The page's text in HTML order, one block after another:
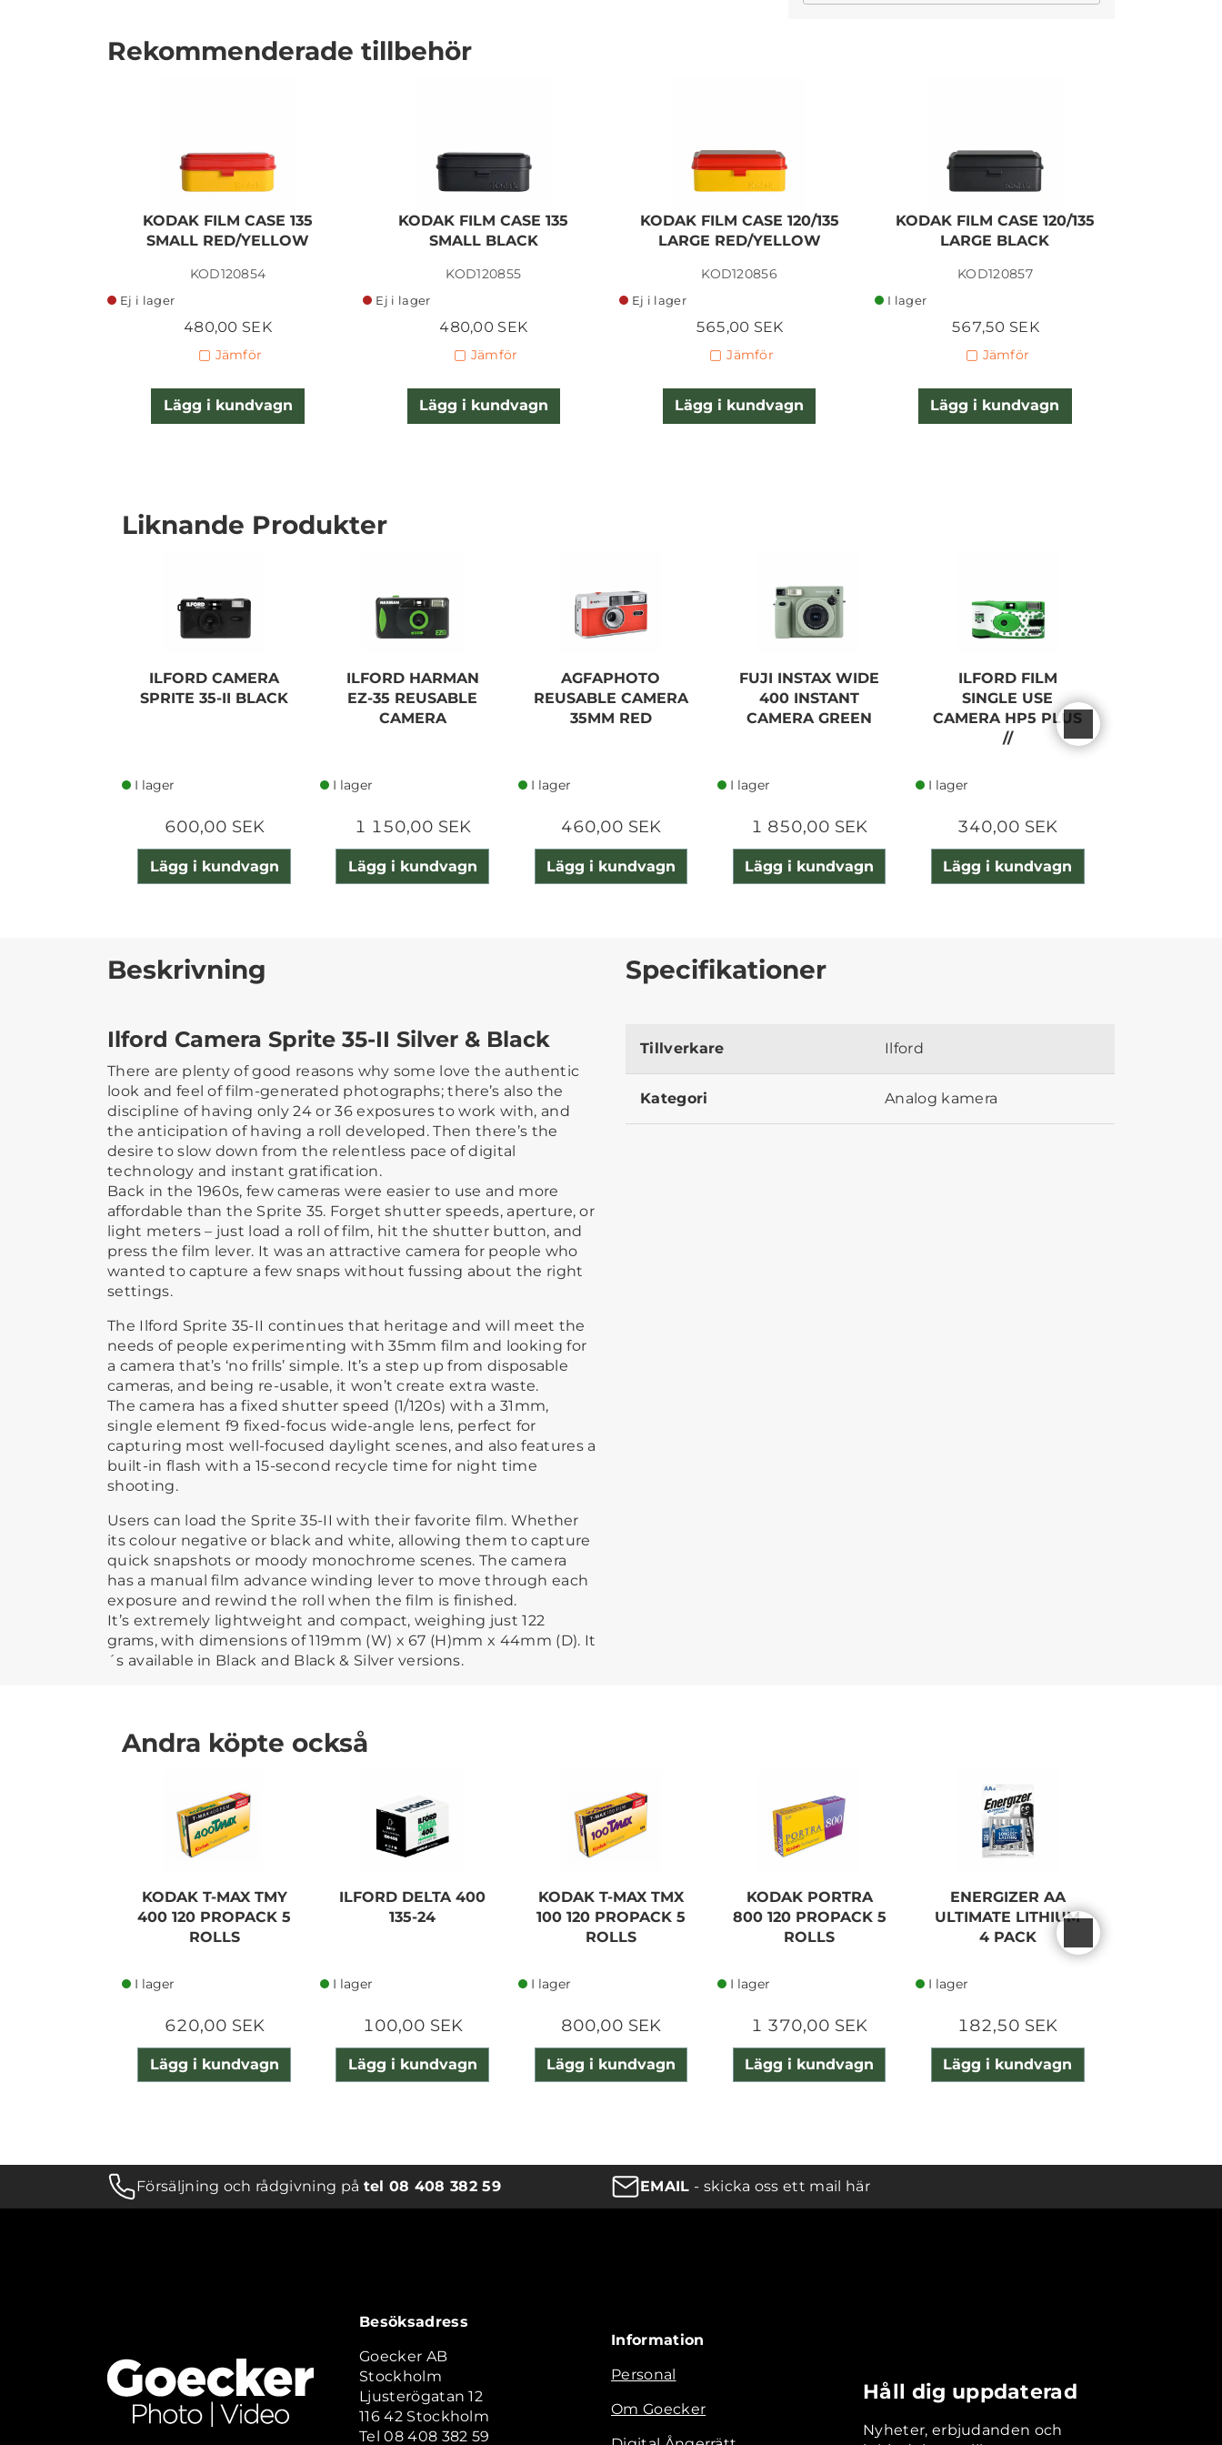
137,50 SEK
Rekommenderade tillbehör
KODAK FILM CASE 135
SMALL RED/YELLOW
KOD120854
Ej i lager
480,00 SEK
Jämför
Lägg i kundvagn
KODAK FILM CASE 135
SMALL BLACK
KOD120855
Ej i lager
480,00 SEK
Jämför
Lägg i kundvagn
KODAK FILM CASE 120/135
LARGE RED/YELLOW
KOD120856
Ej i lager
565,00 SEK
Jämför
Lägg i kundvagn
KODAK FILM CASE 120/135
LARGE BLACK
KOD120857
I lager
567,50 SEK
Jämför
Lägg i kundvagn
Liknande Produkter
ILFORD CAMERA
SPRITE 35-II BLACK
I lager
600,00 SEK
Lägg i kundvagn
ILFORD HARMAN
EZ-35 REUSABLE
CAMERA
I lager
1 150,00 SEK
Lägg i kundvagn
AGFAPHOTO
REUSABLE CAMERA
35MM RED
I lager
460,00 SEK
Lägg i kundvagn
FUJI INSTAX WIDE
400 INSTANT
CAMERA GREEN
I lager
1 850,00 SEK
Lägg i kundvagn
ILFORD FILM
SINGLE USE
CAMERA HP5 PLUS
//
I lager
340,00 SEK
Lägg i kundvagn
Beskrivning
Ilford Camera Sprite 35-II Silver & Black
There are plenty of good reasons why some love the authentic
look and feel of film-generated photographs; there’s also the
discipline of having only 24 or 36 exposures to work with, and
the anticipation of having a roll developed. Then there’s the
desire to slow down from the relentless pace of digital
technology and instant gratification.
Back in the 1960s, few cameras were easier to use and more
affordable than the Sprite 35. Forget shutter speeds, aperture, or
light meters – just load a roll of film, hit the shutter button, and
press the film lever. It was an attractive camera for people who
wanted to capture a few snaps without fussing about the right
settings.
The Ilford Sprite 35-II continues that heritage and will meet the
needs of people experimenting with 35mm film and looking for
a camera that’s ‘no frills’ simple. It’s a step up from disposable
cameras, and being re-usable, it won’t create extra waste.
The camera has a fixed shutter speed (1/120s) with a 31mm,
single element f9 fixed-focus wide-angle lens, perfect for
capturing most well-focused daylight scenes, and also features a
built-in flash with a 15-second recycle time for night time
shooting.
Users can load the Sprite 35-II with their favorite film. Whether
its colour negative or black and white, allowing them to capture
quick snapshots or moody monochrome scenes. The camera
has a manual film advance winding lever to move through each
exposure and rewind the roll when the film is finished.
It’s extremely lightweight and compact, weighing just 122
grams, with dimensions of 119mm (W) x 67 (H)mm x 44mm (D). It
´s available in Black and Black & Silver versions.
Specifikationer
Tillverkare Ilford
Kategori Analog kamera
Andra köpte också
KODAK T-MAX TMY
400 120 PROPACK 5
ROLLS
I lager
620,00 SEK
Lägg i kundvagn
ILFORD DELTA 400
135-24
I lager
100,00 SEK
Lägg i kundvagn
KODAK T-MAX TMX
100 120 PROPACK 5
ROLLS
I lager
800,00 SEK
Lägg i kundvagn
KODAK PORTRA
800 120 PROPACK 5
ROLLS
I lager
1 370,00 SEK
Lägg i kundvagn
ENERGIZER AA
ULTIMATE LITHIUM
4 PACK
I lager
182,50 SEK
Lägg i kundvagn
Försäljning och rådgivning på tel 08 408 382 59 EMAIL - skicka oss ett mail här
Besöksadress
Goecker AB
Stockholm
Ljusterögatan 12
116 42 Stockholm
Tel 08 408 382 59
Information
Personal
Om Goecker
Håll dig uppdaterad
Nyheter, erbjudanden och